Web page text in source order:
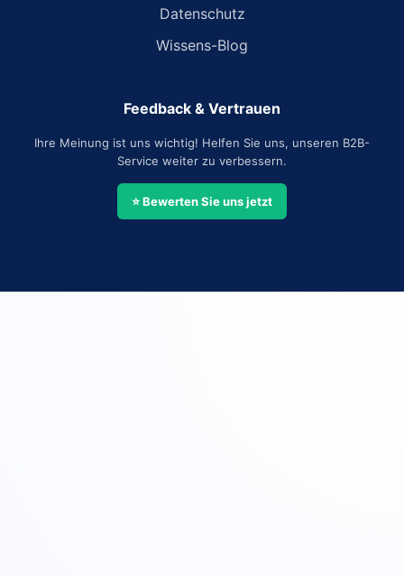
Datenschutz
Wissens-Blog
Feedback & Vertrauen
Ihre Meinung ist uns wichtig! Helfen Sie uns, unseren B2B-
Service weiter zu verbessern.
⭐ Bewerten Sie uns jetzt